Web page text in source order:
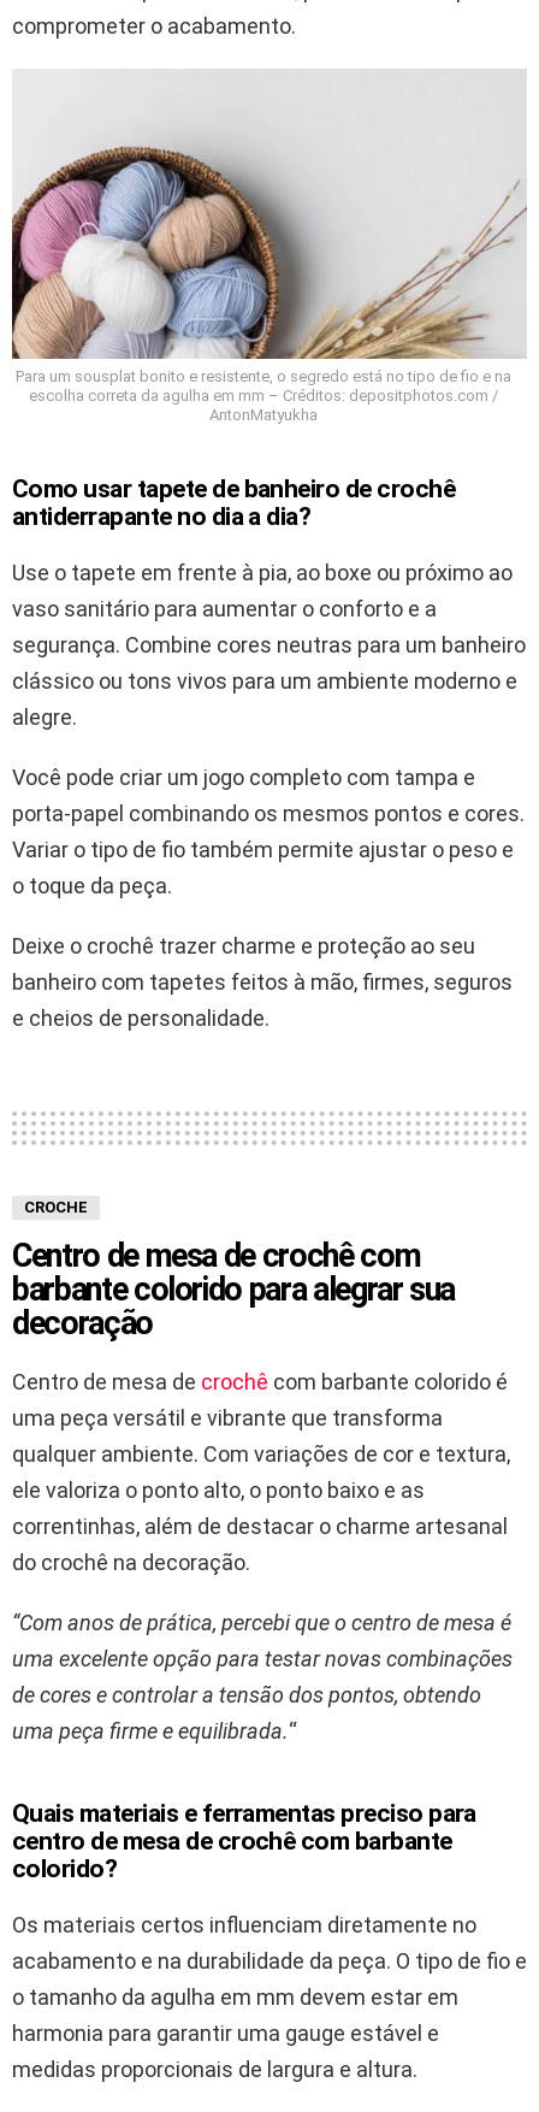
comprometer o acabamento.
Para um sousplat bonito e resistente, o segredo está no tipo de fio e na
escolha correta da agulha em mm – Créditos: depositphotos.com /
AntonMatyukha
Como usar tapete de banheiro de crochê
antiderrapante no dia a dia?
Use o tapete em frente à pia, ao boxe ou próximo ao
vaso sanitário para aumentar o conforto e a
segurança. Combine cores neutras para um banheiro
clássico ou tons vivos para um ambiente moderno e
alegre.
Você pode criar um jogo completo com tampa e
porta-papel combinando os mesmos pontos e cores.
Variar o tipo de fio também permite ajustar o peso e
o toque da peça.
Deixe o crochê trazer charme e proteção ao seu
banheiro com tapetes feitos à mão, firmes, seguros
e cheios de personalidade.
CROCHE
Centro de mesa de crochê com
barbante colorido para alegrar sua
decoração
Centro de mesa de crochê com barbante colorido é
uma peça versátil e vibrante que transforma
qualquer ambiente. Com variações de cor e textura,
ele valoriza o ponto alto, o ponto baixo e as
correntinhas, além de destacar o charme artesanal
do crochê na decoração.
“Com anos de prática, percebi que o centro de mesa é
uma excelente opção para testar novas combinações
de cores e controlar a tensão dos pontos, obtendo
uma peça firme e equilibrada.“
Quais materiais e ferramentas preciso para
centro de mesa de crochê com barbante
colorido?
Os materiais certos influenciam diretamente no
acabamento e na durabilidade da peça. O tipo de fio e
o tamanho da agulha em mm devem estar em
harmonia para garantir uma gauge estável e
medidas proporcionais de largura e altura.